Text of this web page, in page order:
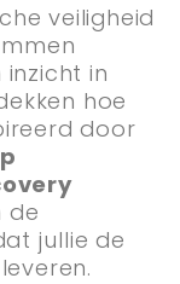
veiligheid
in
hoe
door
de
jullie de